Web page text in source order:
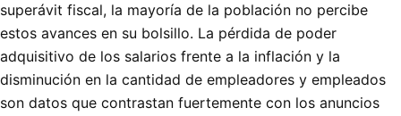
superávit fiscal, la mayoría de la población no percibe
estos avances en su bolsillo. La pérdida de poder
adquisitivo de los salarios frente a la inflación y la
disminución en la cantidad de empleadores y empleados
son datos que contrastan fuertemente con los anuncios